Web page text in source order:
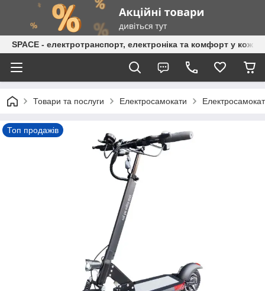
SPACE - електротранспорт, електроніка та комфорт у
Товари та послуги Електросамокати
Топ продажів